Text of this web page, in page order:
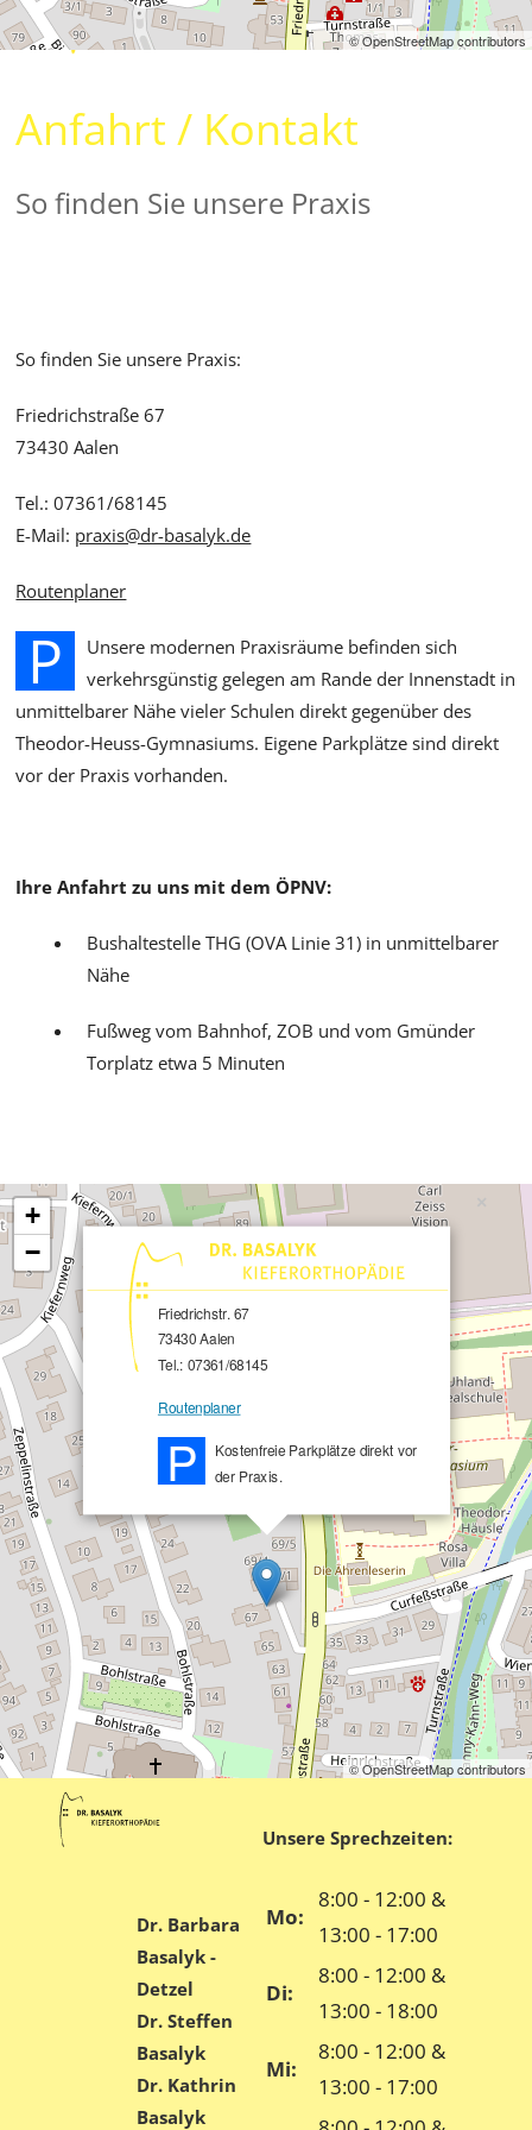
© OpenStreetMap contributors
Anfahrt / Kontakt
So finden Sie unsere Praxis
So finden Sie unsere Praxis:
Friedrichstraße 67
73430 Aalen
Tel.: 07361/68145
E-Mail: praxis@dr-basalyk.de
Routenplaner
P
Unsere modernen Praxisräume befinden sich
verkehrsgünstig gelegen am Rande der Innenstadt in
unmittelbarer Nähe vieler Schulen direkt gegenüber des
Theodor-Heuss-Gymnasiums. Eigene Parkplätze sind direkt
vor der Praxis vorhanden.
Ihre Anfahrt zu uns mit dem ÖPNV:
Bushaltestelle THG (OVA Linie 31) in unmittelbarer
Nähe
Fußweg vom Bahnhof, ZOB und vom Gmünder
Torplatz etwa 5 Minuten
Friedrichstr. 67
73430 Aalen
Tel.: 07361/68145
Routenplaner
P Kostenfreie Parkplätze direkt vor
der Praxis.
+
−
© OpenStreetMap contributors
Dr. Barbara
Basalyk -
Detzel
Dr. Steffen
Basalyk
Dr. Kathrin
Basalyk
Unsere Sprechzeiten:
Mo:
8:00 - 12:00 &
13:00 - 17:00
Di:
8:00 - 12:00 &
13:00 - 18:00
Mi:
8:00 - 12:00 &
13:00 - 17:00